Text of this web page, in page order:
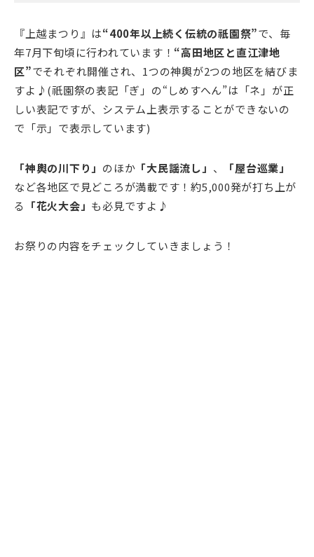
『上越まつり』は“400年以上続く伝統の祇園祭”で、毎
年7月下旬頃に行われています！ “高田地区と直江津地
区”でそれぞれ開催され、1つの神輿が2つの地区を結びま
すよ♪(祇園祭の表記「ぎ」の“しめすへん”は「ネ」が正
しい表記ですが、システム上表示することができないの
で「示」で表示しています)
「神輿の川下り」 のほか 「大民謡流し」 、
「屋台巡業」
など各地区で見どころが満載です！約5,000発が打ち上が
る
「花火大会」 も必見ですよ♪
お祭りの内容をチェックしていきましょう！